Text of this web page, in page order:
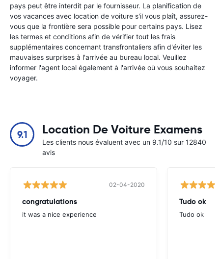
pays peut être interdit par le fournisseur. La planification de
vos vacances avec location de voiture s'il vous plaît, assurez-
vous que la frontière sera possible pour certains pays. Lisez
les termes et conditions afin de vérifier tout les frais
supplémentaires concernant transfrontaliers afin d'éviter les
mauvaises surprises à l'arrivée au bureau local. Veuillez
informer l'agent local également à l'arrivée où vous souhaitez
voyager.
9.1 Location De Voiture Examens
Les clients nous évaluent avec un 9.1/10 sur 12840
avis
02-04-2020
congratulations
it was a nice experience
Tudo ok
Tudo ok